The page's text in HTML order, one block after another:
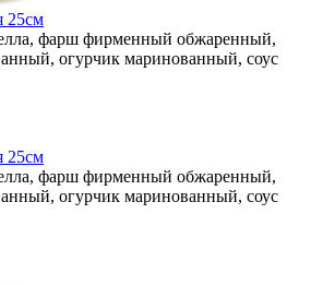
25см
фарш фирменный обжаренный,
огурчик маринованный, соус
25см
фарш фирменный обжаренный,
огурчик маринованный, соус